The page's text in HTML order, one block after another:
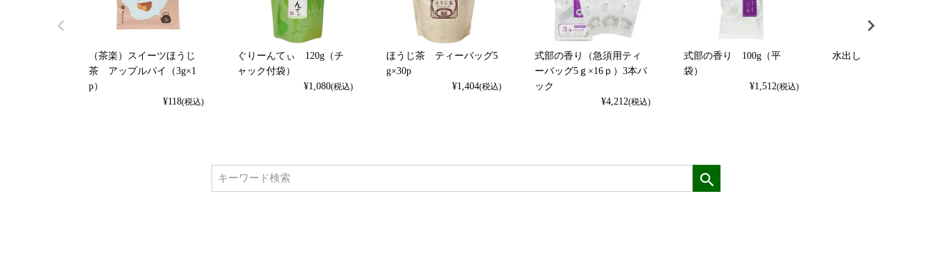
（茶楽）スイーツほうじ
茶 アップルパイ（3g×1
p）
¥118(税込)
ぐりーんてぃ 120g（チ
ャック付袋）
¥1,080(税込)
ほうじ茶 ティーバッグ5
g×30p
¥1,404(税込)
式部の香り（急須用ティ
ーバッグ5ｇ×16ｐ）3本パ
ック
¥4,212(税込)
式部の香り 100g（平
袋）
¥1,512(税込)
水出し式部の香り